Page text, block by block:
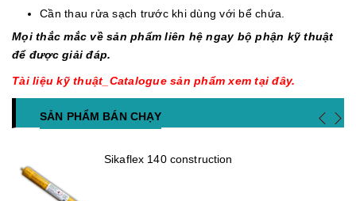
Cần thau rửa sạch trước khi dùng với bể chứa.
Mọi thắc mắc về sản phẩm liên hệ ngay bộ phận kỹ thuật
để được giải đáp.
Tài liệu kỹ thuật_Catalogue sản phẩm xem tại đây.
SẢN PHẨM BÁN CHẠY
Sikaflex 140 construction